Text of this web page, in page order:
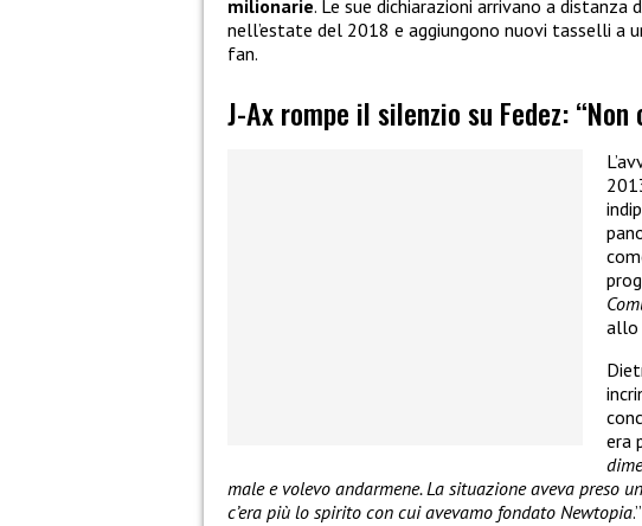
milionarie. Le sue dichiarazioni arrivano a
nell’estate del 2018 e aggiungono nuovi tasselli a
fan.
J-Ax rompe il silenzio su Fedez:
allo
era
male e volevo andarmene. La situazione aveva preso
c’era più lo spirito con cui avevamo fondato Newtopia.”